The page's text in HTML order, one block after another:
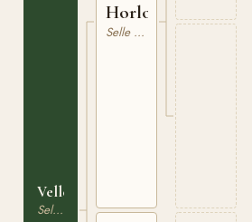
Velleda
Selle Francais
Horloger
Selle Francais